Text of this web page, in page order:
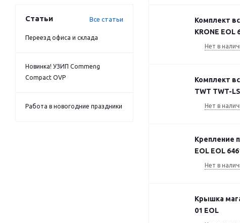
Комплект
KRONE EOL
Нет в
Комплект
TWT TWT-
Нет в
Крепление
EOL EOL
Нет в
Крышка
01 EOL
Статьи Все статьи
Переезд офиса и склада
Новинка! УЗИП Commeng
Compact OVP
Работа в новогодние праздники